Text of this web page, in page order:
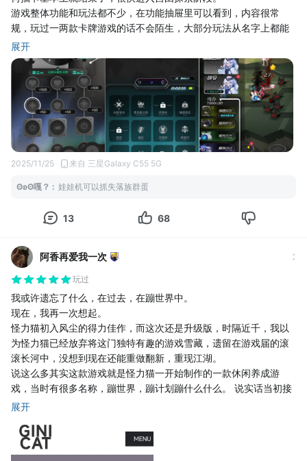
游戏整体功能和玩法都不少，在功能抽屉里可以看到，内容很常
规，玩过一两款卡牌游戏的话不会陌生，大部分玩法从名字上都能
猜到。有同质化现象，没什么新意。
🕹️耐玩度：
崽崽总计58只，分零、源、无限三种类型，并有多达二十多种职业
定位，上阵五只，单只有等级、装备、星级几条养成线，同一般卡
牌类养成设定。
养成内容还有天赋树系统，可以消耗特殊资源点亮天赋树，增加属
性或点亮技能。有两个技能槽位，有一定组合搭配空间。
🌃画面音乐：
2D卡通画风，界面结构简单，功能逻辑清晰，UI支持缩放，突出画
中的角色。
战斗表现力一般，有点接近自走棋，全自动化的数值战斗，特效不
是很多，过程没什么看点，关注结果即可。
纯付费的商业化设计，抽卡为主。卡池目前两个，一个新手一个常
驻，有三星品级保底，具体出什么看脸。其他内容与一般商业化手
游基本一致，该有的都有。
展开
2025/11/25 来自 三星Galaxy C55 5G
ʘʚʘ嘎？ : 娃娃机可以抓失落族群蛋
13 68
阿香再爱我一次
玩过
我或许遗忘了什么，在过去，在蹦世界中。
现在，我再一次想起。
怪力猫初入风尘的得力佳作，而这次还是升级版，时隔近千，我以
为怪力猫已经放弃将这门独特有趣的游戏雪藏，遗留在游戏届的滚
滚长河中，没想到现在还能重做翻新，重现江湖。
说这么多其实这款游戏就是怪力猫一开始制作的一款休闲养成游
戏，当时有很多名称，蹦世界，蹦计划蹦什么什么。 说实话当初接
触游戏的初始形态我好像初中，游戏载入界面一直有一个标识，说
版呈现的效果能够获得我的喜爱。而面对现实，与当时天天酷跑炫
斗炫舞满屏飞的情况相比这款游戏像一股清流，独特的抓娃娃玩法
展开